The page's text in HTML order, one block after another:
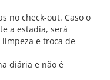
no check-out. Caso o
a estadia, será
e troca de
diária e não é